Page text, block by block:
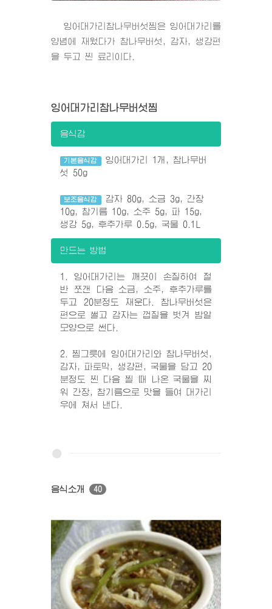
잉어대가리참나무버섯찜은 잉어대가리를
양념에 재웠다가 참나무버섯, 감자, 생강편
을 두고 찐 료리이다.
잉어대가리참나무버섯찜
음식감
기본음식감
잉어대가리 1개, 참나무버
섯 50g
보조음식감
감자 80g, 소금 3g, 간장
10g, 참기름 10g, 소주 5g, 파 15g,
생강 5g, 후추가루 0.5g, 국물 0.1L
만드는 방법
1. 잉어대가리는 깨끗이 손질하여 절
반 쪼갠 다음 소금, 소주, 후추가루를
두고 20분정도 재운다. 참나무버섯은
편으로 썰고 감자는 껍질을 벗겨 밤알
모양으로 썬다.
2. 찜그릇에 잉어대가리와 참나무버섯,
감자, 파토막, 생강편, 국물을 담고 20
분정도 찐 다음 찔 때 나온 국물을 찌
워 간장, 참기름으로 맛을 들여 대가리
우에 쳐서 낸다.
음식소개 40